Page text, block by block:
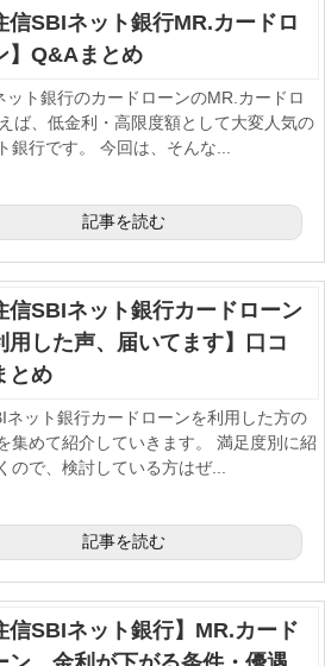
信SBIネット銀行MR.カードロ
】Q&Aまとめ
ット銀行のカードローンのMR.カードロ
ば、低金利・高限度額として大変人気の
銀行です。 今回は、そんな...
記事を読む
信SBIネット銀行カードローン
用した声、届いてます】口コ
とめ
ネット銀行カードローンを利用した方の
集めて紹介していきます。 満足度別に紹
ので、検討している方はぜ...
記事を読む
信SBIネット銀行】MR.カード